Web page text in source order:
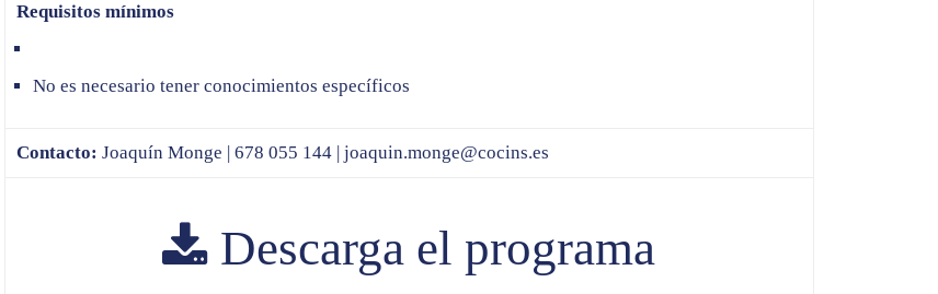
Requisitos mínimos
No es necesario tener conocimientos específicos
Contacto: Joaquín Monge | 678 055 144 | joaquin.monge@cocins.es
Descarga el programa